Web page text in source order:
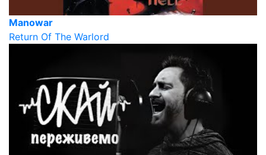
Manowar
Return Of The Warlord